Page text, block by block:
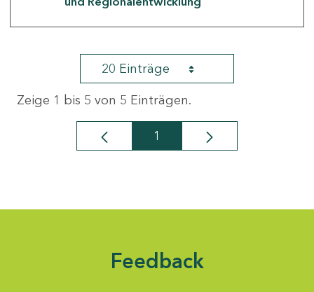
20 Einträge
Zeige 1 bis 5 von 5 Einträgen.
Seite
1
Feedback